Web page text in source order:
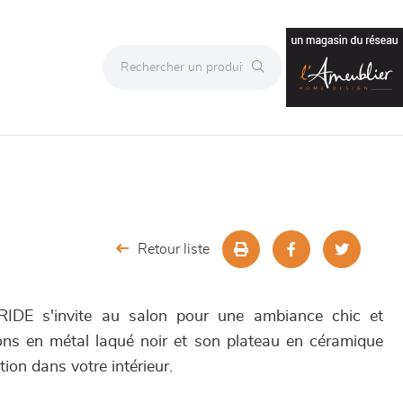
Retour liste
s'invite au salon pour une ambiance chic et
en métal laqué noir et son plateau en céramique
dans votre intérieur.